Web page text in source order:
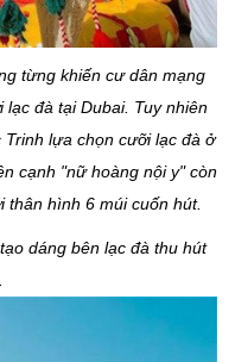
từng khiến cư dân mạng
đà tại Dubai. Tuy nhiên
lựa chọn cưỡi lạc đà ở
cạnh "nữ hoàng nội y" còn
thân hình 6 múi cuốn hút.
dáng bên lạc đà thu hút